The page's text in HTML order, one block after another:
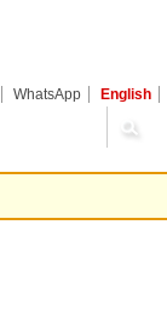
WhatsApp English